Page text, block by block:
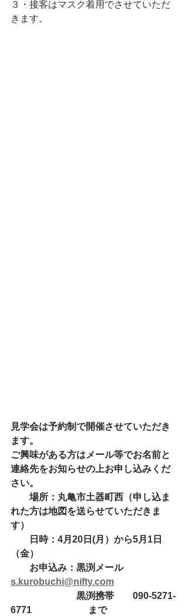
３・接客はマスク着用でさせていただ
きます。
見学会は予約制で開催させていただき
ます。
ご興味がある方はメール等でお名前と
連絡先をお知らせの上お申し込みくだ
さい。
場所：丸亀市土器町西（申し込ま
れた方は地図を送らせていただきま
す）
日時：4月20日(月）から5月1日
（金）
お申込み：黒渕メール
s.kurobuchi@nifty.com
黒渕携帯　　090-5271-
6771　　　　　　まで